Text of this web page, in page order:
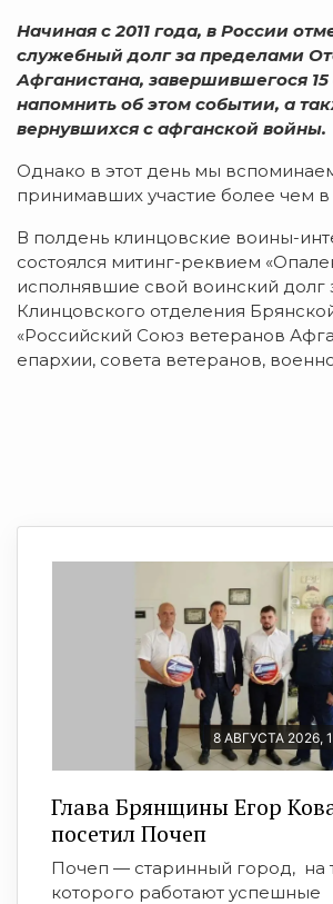
Начиная с 2011 года, в России
служебный долг за пределами
Афганистана, завершившегося
напомнить об этом событии, а
вернувшихся с афганской войны.
Однако в этот день мы
принимавших участие более чем
В полдень клинцовские воины-
состоялся митинг-реквием
исполнявшие свой воинский долг
Клинцовского отделения
«Российский Союз ветеранов
епархии, совета ветеранов,
8 АВГУСТА 2026,
Глава Брянщины Егор
посетил Почеп
Почеп — старинный город, на
которого работают успешные